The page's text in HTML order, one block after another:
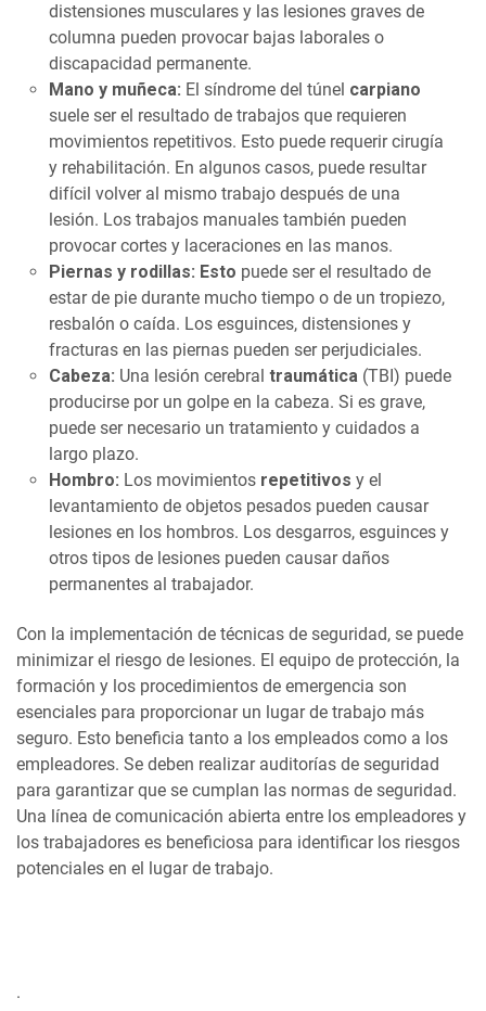
distensiones musculares y las lesiones graves de
columna pueden provocar bajas laborales o
discapacidad permanente.
Mano y muñeca: El síndrome del túnel carpiano
suele ser el resultado de trabajos que requieren
movimientos repetitivos. Esto puede requerir cirugía
y rehabilitación. En algunos casos, puede resultar
difícil volver al mismo trabajo después de una
lesión. Los trabajos manuales también pueden
provocar cortes y laceraciones en las manos.
Piernas y rodillas: Esto puede ser el resultado de
estar de pie durante mucho tiempo o de un tropiezo,
resbalón o caída. Los esguinces, distensiones y
fracturas en las piernas pueden ser perjudiciales.
Cabeza: Una lesión cerebral traumática (TBI) puede
producirse por un golpe en la cabeza. Si es grave,
puede ser necesario un tratamiento y cuidados a
largo plazo.
Hombro: Los movimientos repetitivos y el
levantamiento de objetos pesados pueden causar
lesiones en los hombros. Los desgarros, esguinces y
otros tipos de lesiones pueden causar daños
permanentes al trabajador.
Con la implementación de técnicas de seguridad, se puede
minimizar el riesgo de lesiones. El equipo de protección, la
formación y los procedimientos de emergencia son
esenciales para proporcionar un lugar de trabajo más
seguro. Esto beneficia tanto a los empleados como a los
empleadores. Se deben realizar auditorías de seguridad
para garantizar que se cumplan las normas de seguridad.
Una línea de comunicación abierta entre los empleadores y
los trabajadores es beneficiosa para identificar los riesgos
potenciales en el lugar de trabajo.
.